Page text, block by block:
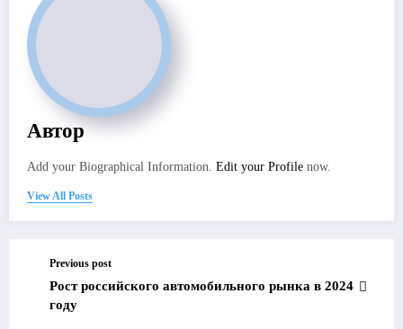
Автор
Add your Biographical Information. Edit your Profile now.
View All Posts
Previous post
Рост российского автомобильного рынка в 2024
году